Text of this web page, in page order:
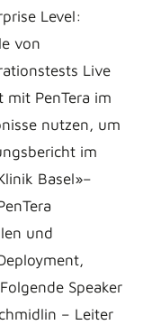
Level:
von
Live
mit PenTera im
nutzen, um
im
Basel»–
und
Speaker
– Leiter